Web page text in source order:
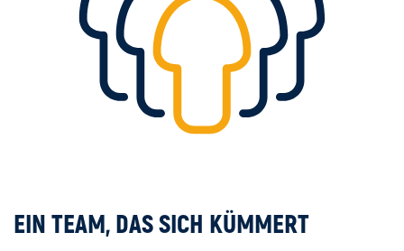
EIN TEAM, DAS SICH KÜMMERT